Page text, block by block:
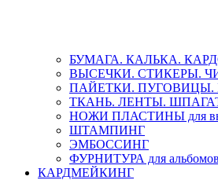
БУМАГА. КАЛЬКА.
ВЫСЕЧКИ. СТИКЕРЫ.
ПАЙЕТКИ. ПУГОВИЦЫ.
ТКАНЬ. ЛЕНТЫ.
НОЖИ ПЛАСТИНЫ для
ШТАМПИНГ
ЭМБОССИНГ
ФУРНИТУРА для
КАРДМЕЙКИНГ